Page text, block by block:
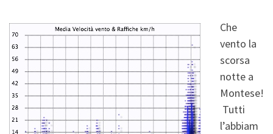
Che
vento la
scorsa
notte a
Montese!
Tutti
l’abbiam